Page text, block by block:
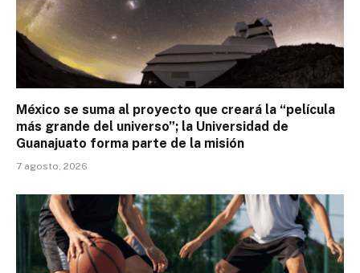
México se suma al proyecto que creará la “película
más grande del universo”; la Universidad de
Guanajuato forma parte de la misión
7 agosto, 2026